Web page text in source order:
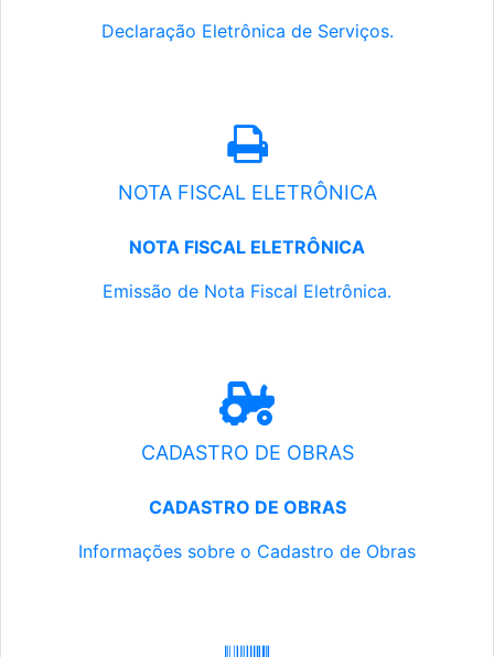
Declaração Eletrônica de Serviços.
NOTA FISCAL ELETRÔNICA
NOTA FISCAL ELETRÔNICA
Emissão de Nota Fiscal Eletrônica.
CADASTRO DE OBRAS
CADASTRO DE OBRAS
Informações sobre o Cadastro de Obras